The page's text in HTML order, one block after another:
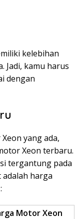
kelebihan
Jadi, kamu harus
dengan
yang ada,
Xeon terbaru.
tergantung pada
harga
Motor Xeon